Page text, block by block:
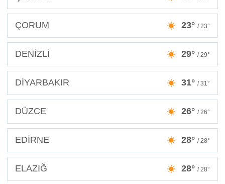
ÇORUM 23° / 23°
DENİZLİ 29° / 29°
DİYARBAKIR 31° / 31°
DÜZCE 26° / 26°
EDİRNE 28° / 28°
ELAZIĞ 28° / 28°